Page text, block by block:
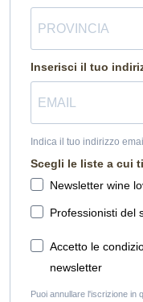
Inserisci il tuo
Indica il tuo indirizzo
Scegli le liste a cui
Newsletter wine
Professionisti del
Accetto le
newsletter
Puoi annullare l'iscrizione in